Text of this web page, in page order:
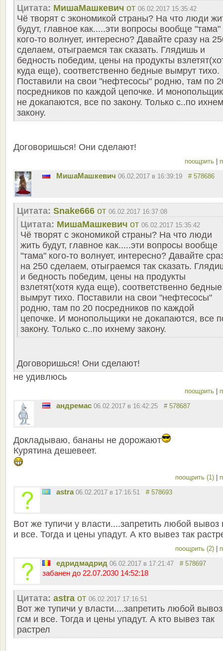
Цитата: MишаМашкевич от 06.02.2017 15:35:42
Чё творят с экономикой страны? На что люди
будут, главное как.....эти вопросы вообще "тама"
кого-то волнует, интересно? Давайте сразу на
сделаем, отыграемся так сказать. Глядишь и
бедность победим, цены на продукты
куда еще), соответственно бедные вымрут тихо.
Поставили на свои "нефтесосы" родню, там по
посредников по каждой цепочке. И
не докапаются, все по закону. Только с..по
закону.
Договоришься! Они сделают!
поощрить
MишаМашкевич 06.02.2017 в 16:39:19 # 578686
Цитата: Snake666 от 06.02.2017 16:37:08
Цитата: MишаМашкевич от 06.02.2017 15:35:42
Чё творят с экономикой страны? На что люди
жить будут, главное как.....эти вопросы вообще
"тама" кого-то волнует, интересно? Давайте
на 250 сделаем, отыграемся так сказать.
и бедность победим, цены на продукты
взлетят(хотя куда еще), соответственно бедные
вымрут тихо. Поставили на свои "нефтесосы"
родню, там по 20 посредников по каждой
цепочке. И монопольщики не докапаются, все
закону. Только с..по ихнему закону.
Договоришься! Они сделают!
не удивлюсь
поощрить
андремас 06.02.2017 в 16:42:25 # 578687
Докладываю, бананы не дорожают
Курятина дешевеет.
поощрить (1)
astra 06.02.2017 в 17:16:51 # 578693
Вот же тупичи у власти....запретить любой вывоз
и все. Тогда и цены упадут. А кто вывез так
поощрить (2)
едридмадрид 06.02.2017 в 17:21:47 # 578697
забанен до 22.07.2030 14:52:18
Цитата: astra от 06.02.2017 17:16:51
Вот же тупичи у власти....запретить любой вывоз
гсм и все. Тогда и цены упадут. А кто вывез так
растрел